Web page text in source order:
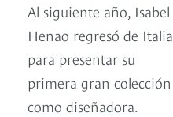
Al siguiente año, Isabel
Henao regresó de Italia
para presentar su
primera gran colección
como diseñadora.